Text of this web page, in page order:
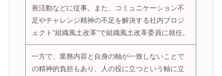
善活動などに従事。また、コミュニケーション不
足やチャレンジ精神の不足を解決する社内プロジ
ェクト”組織風土改革”で組織風土改革委員に就任。
一方で、業務内容と自身の軸が一致しないことで
の精神的負担もあり、人の役に立つという軸に立